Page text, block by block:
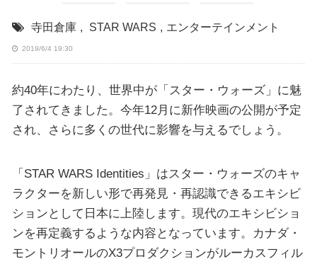
寺田倉庫 , STAR WARS , エンターテインメント
2019/6/4 19:30
約40年にわたり、世界中が「スター・ウォーズ」に魅
了されてきました。今年12月に新作映画の公開が予定
され、さらに多くの世代に影響を与えるでしょう。
「STAR WARS Identities」はスター・ウォーズのキャ
ラクターを新しい形で再発見・再認識できるエキシビ
ションとして日本に上陸します。現代のエキシビショ
ンを再定義するような内容となっています。カナダ・
モントリオールのX3プロダクションがルーカスフィル